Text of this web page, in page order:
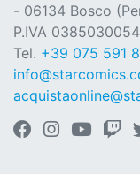
- 06134 Bosco
P.IVA
Tel. +39 075 591